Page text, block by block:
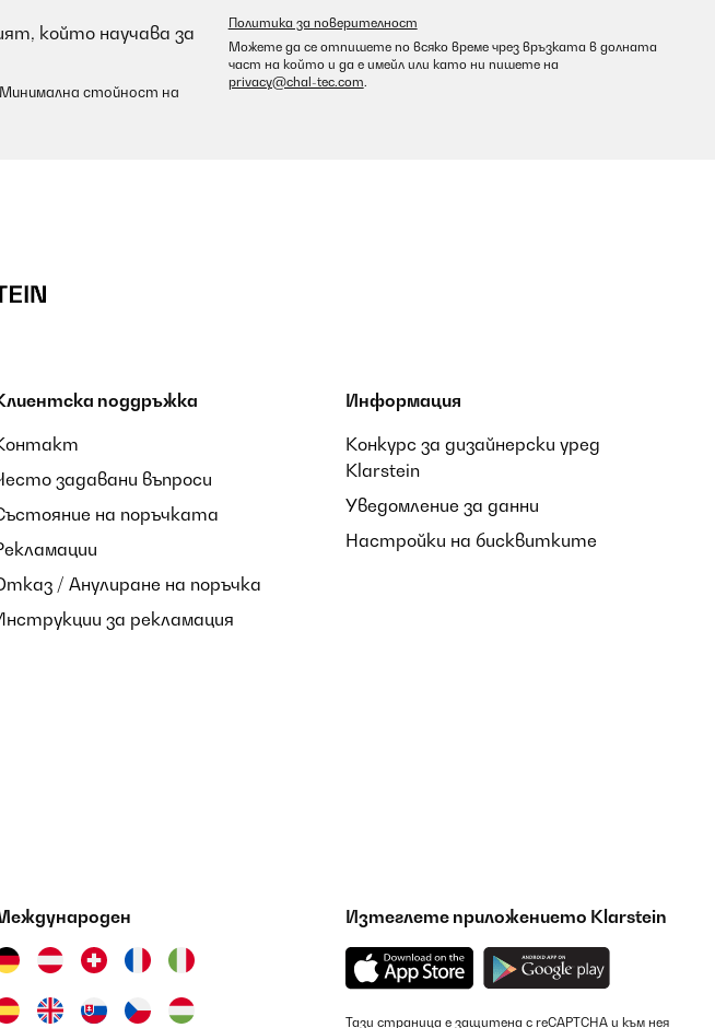
който научава за
стойност на
Политика за поверителност
Можете да се отпишете по всяко време чрез връзката в долната
част на който и да е имейл или като ни пишете на
privacy@chal-tec.com.
поддръжка
задавани въпроси
на поръчката
/ Анулиране на поръчка
за рекламация
Информация
Конкурс за дизайнерски уред
Klarstein
Уведомление за данни
Настройки на бисквитките
Изтеглете приложението Klarstein
Тази страница е защитена с reCAPTCHA и към нея